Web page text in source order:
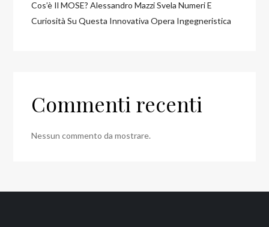
Cos’è Il MOSE? Alessandro Mazzi Svela Numeri E
Curiosità Su Questa Innovativa Opera Ingegneristica
Commenti recenti
Nessun commento da mostrare.